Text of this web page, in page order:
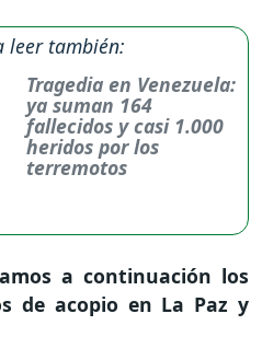
leer también:
Tragedia en Venezuela:
ya suman 164
fallecidos y casi 1.000
heridos por los
terremotos
a continuación los
de acopio en La Paz y